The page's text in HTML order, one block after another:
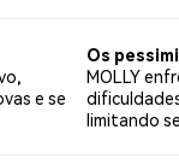
e se
Os
MOLLY
limitando